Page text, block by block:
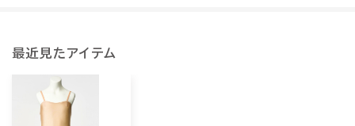
最近見たアイテム